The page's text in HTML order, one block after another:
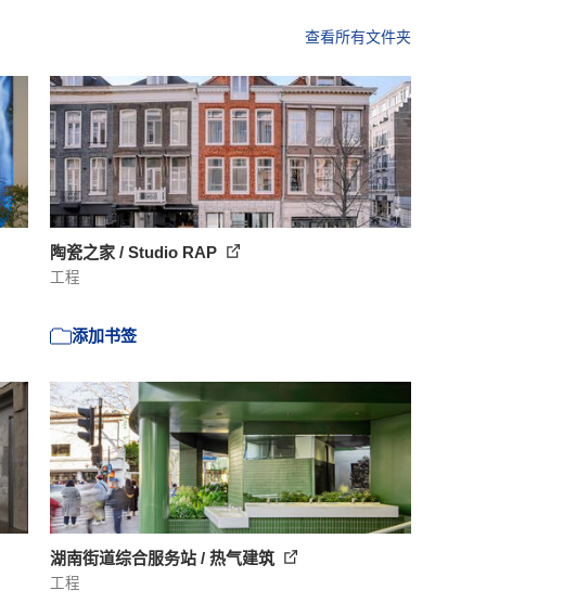
查看所有文件夹
陶瓷之家 / Studio RAP
工程
添加书签
湖南街道综合服务站 / 热气建筑
工程